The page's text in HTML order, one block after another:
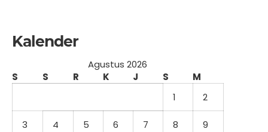
Kalender
Agustus 2026
S
S R K J S
M
1
2
3 4 5 6 7 8 9